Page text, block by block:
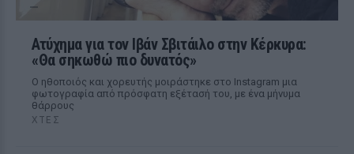
Ατύχημα για τον Ιβάν Σβιτάιλο στην Κέρκυρα:
«Θα σηκωθώ πιο δυνατός»
Ο ηθοποιός και χορευτής μοιράστηκε στο Instagram μια
φωτογραφία από πρόσφατη εξέτασή του, με ένα μήνυμα
θάρρους
ΧΤΕΣ